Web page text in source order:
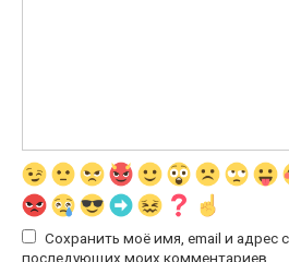
Сохранить моё имя, email и адрес
последующих моих комментариев.